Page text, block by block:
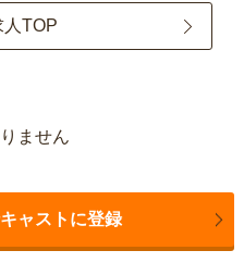
TOP
ません
ャストに登録